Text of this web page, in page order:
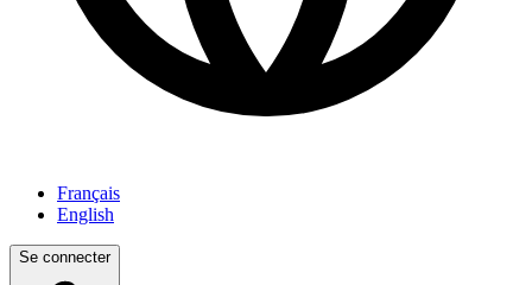
Français
English
Se connecter